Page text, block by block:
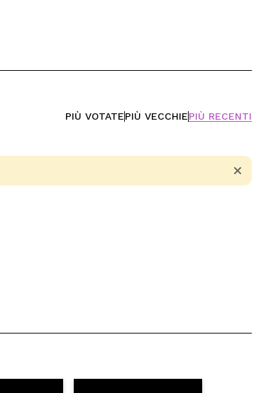
PIÙ VOTATEPIÙ VECCHIEPIÙ RECENTI